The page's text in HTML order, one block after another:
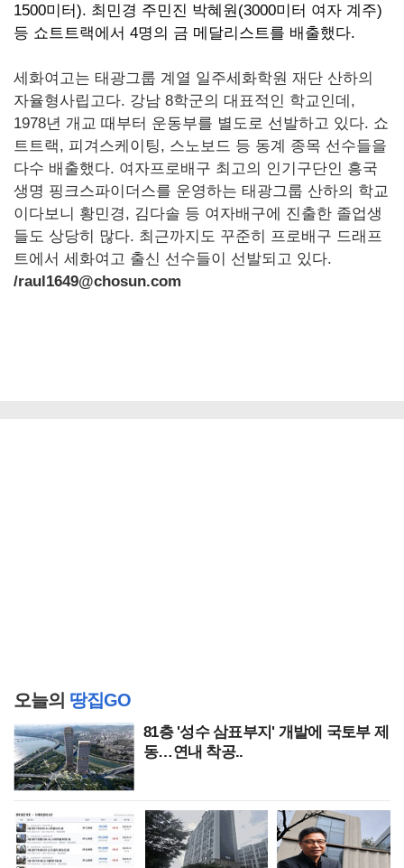
1500미터). 최민경 주민진 박혜원(3000미터 여자 계주)
등 쇼트트랙에서 4명의 금 메달리스트를 배출했다.
세화여고는 태광그룹 계열 일주세화학원 재단 산하의
자율형사립고다. 강남 8학군의 대표적인 학교인데,
1978년 개교 때부터 운동부를 별도로 선발하고 있다. 쇼
트트랙, 피겨스케이팅, 스노보드 등 동계 종목 선수들을
다수 배출했다. 여자프로배구 최고의 인기구단인 흥국
생명 핑크스파이더스를 운영하는 태광그룹 산하의 학교
이다보니 황민경, 김다솔 등 여자배구에 진출한 졸업생
들도 상당히 많다. 최근까지도 꾸준히 프로배구 드래프
트에서 세화여고 출신 선수들이 선발되고 있다.
/raul1649@chosun.com
오늘의 땅집GO
81층 '성수 삼표부지' 개발에 국토부 제
동…연내 착공..